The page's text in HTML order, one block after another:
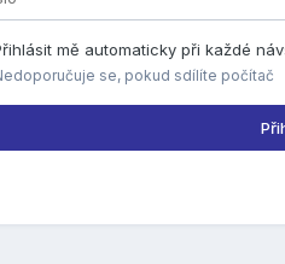
mě automaticky při každé
se, pokud sdílíte počítač